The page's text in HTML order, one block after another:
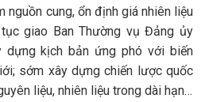
cung, ổn định giá nhiên liệu
giao Ban Thường vụ Đảng ủy
dựng kịch bản ứng phó với biến
sớm xây dựng chiến lược quốc
liệu, nhiên liệu trong dài hạn…